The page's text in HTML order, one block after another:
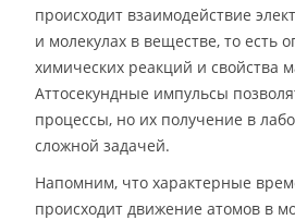
происходит взаимодействие
и молекулах в веществе, то есть
химических реакций и свойства
Аттосекундные импульсы
процессы, но их получение в
сложной задачей.
Напомним, что характерные
происходит движение атомов в